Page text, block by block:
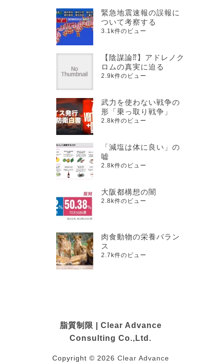
緊急地震速報の誤報に
ついて考察する
3.1k件のビュー
【陰謀論⁇】アドレノク
ロムの真実に迫る
2.9k件のビュー
武力を使わない戦争の
形「乗っ取り戦争」
2.8k件のビュー
「減塩は体に良い」の
嘘
2.8k件のビュー
大阪都構想の闇
2.8k件のビュー
肉食動物の栄養バラン
ス
2.7k件のビュー
脂質制限 | Clear Advance
Consulting Co.,Ltd.
Copyright © 2026 Clear Advance